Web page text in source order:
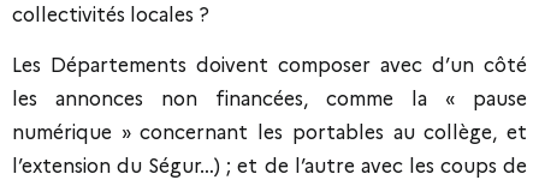
collectivités locales ?
Les Départements doivent composer avec d’un côté
les annonces non financées, comme la « pause
numérique » concernant les portables au collège, et
l’extension du Ségur…) ; et de l’autre avec les coups de